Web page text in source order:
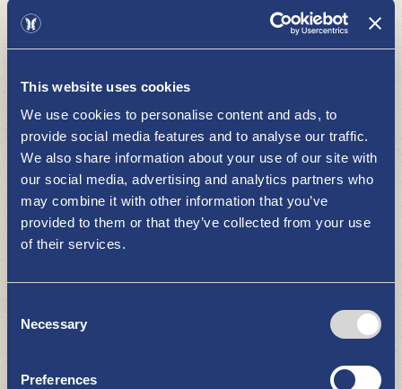
This website uses cookies
We use cookies to personalise content and ads, to
provide social media features and to analyse our traffic.
We also share information about your use of our site with
our social media, advertising and analytics partners who
may combine it with other information that you’ve
provided to them or that they’ve collected from your use
of their services.
Selection
Necessary
Preferences
Nystads Första Apotek
BESÖK BUTIKERNA I NYSTAD
Studio 25